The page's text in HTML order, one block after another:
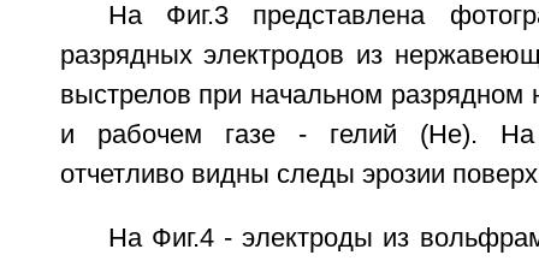
На Фиг.3 представлена
разрядных электродов из
выстрелов при начальном разрядном
и рабочем газе - гелий (Не). На
отчетливо видны следы эрозии
На Фиг.4 - электроды из